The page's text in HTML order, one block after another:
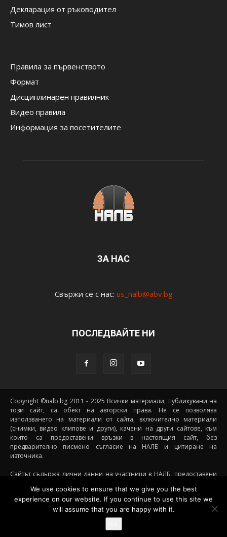
Декларация от ръководител
Тимов лист
Правила за първенството
Формат
Дисциплинарен правилник
Видео правила
Информация за посетителите
ЗА НАС
Свържи се с нас: us_nalb@abv.bg
ПОСЛЕДВАЙТЕ НИ
Copyright ©nalb.bg 2011 - 2025 Всички материали, публикувани на
този сайт, са обект на авторски права. Не се позволява
използването на материали от сайта, включително материали
(снимки, видео клипове и други), качени на други сайтове, към
които са предоставени връзки в настоящия сайт, без
предварително писмено съгласие на НАЛБ и цитиране на
източника.
Сайтът съдържа лични данни на участници в НАЛБ, предоставени
случай че става дума за непълнолетни участници) посредством
подписани декларации за участие, съгласявайки се данните им да
бъдат съхранявани и обработвани от НАЛБ. При желание от
страна на участник данните му да бъдат премахнати от сайта е
необходимо да се свърже с НАЛБ на посочения имейл за контакти.
We use cookies to ensure that we give you the best
experience on our website. If you continue to use this site we
will assume that you are happy with it.